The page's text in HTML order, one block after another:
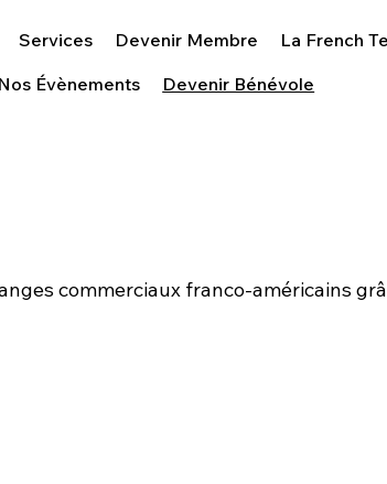
Services Devenir Membre
La French
Nos Évènements
Devenir Bénévole
commerciaux franco-américains